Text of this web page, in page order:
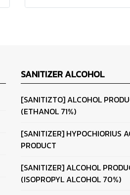
SANITIZER ALCOHOL
[SANITIZTO] ALCOHOL
(ETHANOL 71%)
[SANITIZER] HYPOCHIORIUS
PRODUCT
[SANITIZER] ALCOHOL
(ISOPROPYL ALCOHOL 70%)